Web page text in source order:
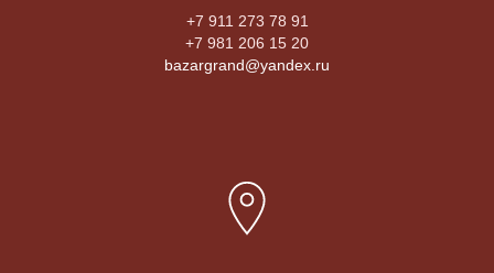
+7 911 273 78 91
+7 981 206 15 20
bazargrand@yandex.ru